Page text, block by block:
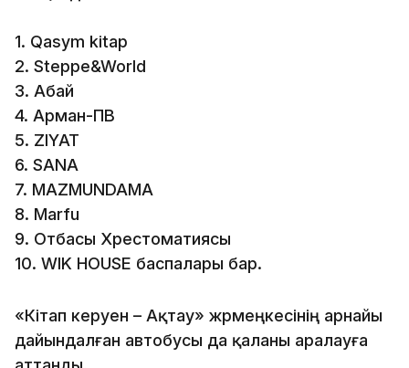
1. Qasym kitap
2. Steppe&World
3. Абай
4. Арман-ПВ
5. ZIYAT
6. SANA
7. MAZMUNDAMA
8. Marfu
9. Отбасы Хрестоматиясы
10. WIK HOUSE баспалары бар.
«Кітап керуен – Ақтау» жәрмеңкесінің арнайы
дайындалған автобусы да қаланы аралауға